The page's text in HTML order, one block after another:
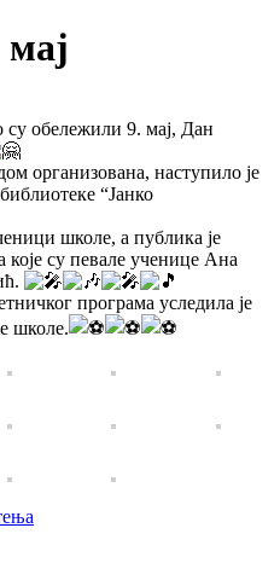
обележили 9. мај, Дан
организована, наступило је
“Јанко
школе, а публика је
су певале ученице Ана
програма уследила је
школе.